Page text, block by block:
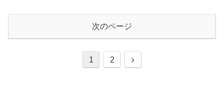
次のページ
1 2
次